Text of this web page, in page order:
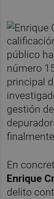
público
número
principal
gestión
En
Enrique
delito